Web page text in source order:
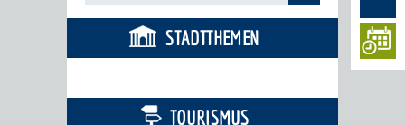
STADTTHEMEN
TOURISMUS